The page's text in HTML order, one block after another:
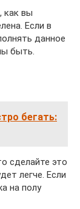
как вы
Если в
данное
быть.
бегать:
сделайте это
легче. Если
на полу